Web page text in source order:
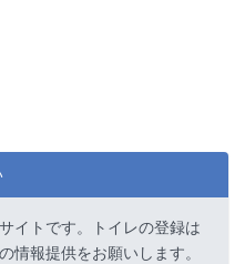
イトです。トイレの登録は
情報提供をお願いします。